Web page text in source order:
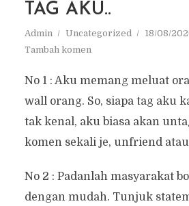
TAG AKU..
Admin Uncategorized 18/08/
Tambah komen
No 1 : Aku memang meluat
wall orang. So, siapa tag aku
tak kenal, aku biasa akan
komen sekali je, unfriend
No 2 : Padanlah masyarakat
dengan mudah. Tunjuk